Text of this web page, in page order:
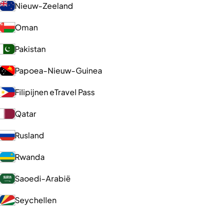
Nieuw-Zeeland
Oman
Pakistan
Papoea-Nieuw-Guinea
Filipijnen eTravel Pass
Qatar
Rusland
Rwanda
Saoedi-Arabië
Seychellen